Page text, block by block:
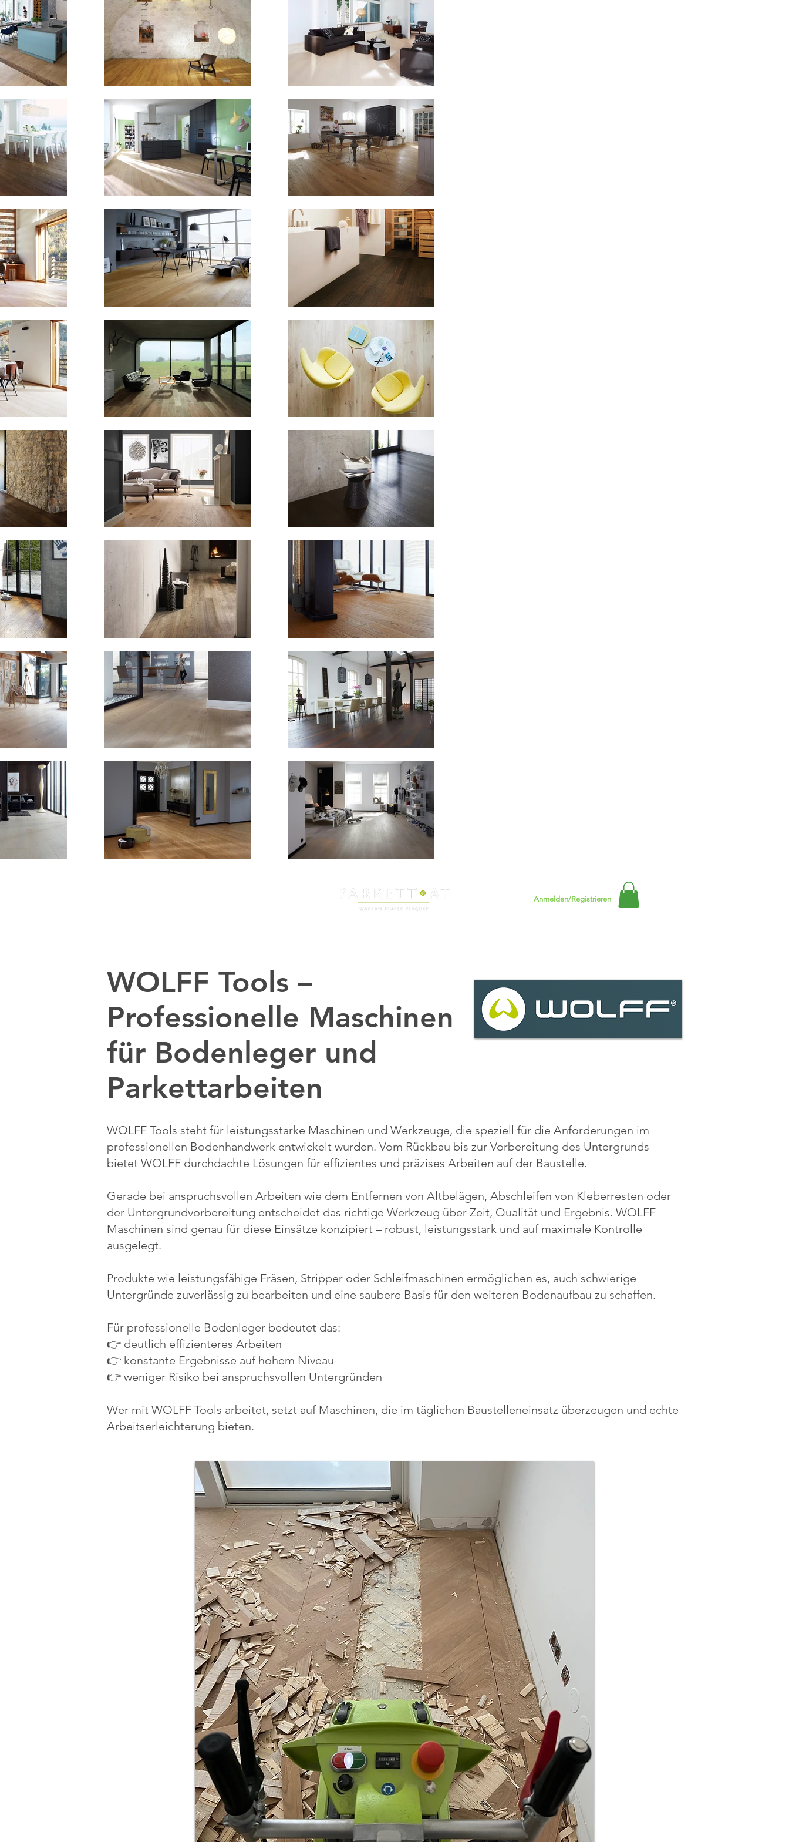
Anmelden/Registrieren
WOLFF Tools –
Professionelle Maschinen
für Bodenleger und
Parkettarbeiten
WOLFF Tools steht für leistungsstarke Maschinen und Werkzeuge, die speziell für die Anforderungen im
professionellen Bodenhandwerk entwickelt wurden. Vom Rückbau bis zur Vorbereitung des Untergrunds
bietet WOLFF durchdachte Lösungen für effizientes und präzises Arbeiten auf der Baustelle.
Gerade bei anspruchsvollen Arbeiten wie dem Entfernen von Altbelägen, Abschleifen von Kleberresten oder
der Untergrundvorbereitung entscheidet das richtige Werkzeug über Zeit, Qualität und Ergebnis. WOLFF
Maschinen sind genau für diese Einsätze konzipiert – robust, leistungsstark und auf maximale Kontrolle
ausgelegt.
Produkte wie leistungsfähige Fräsen, Stripper oder Schleifmaschinen ermöglichen es, auch schwierige
Untergründe zuverlässig zu bearbeiten und eine saubere Basis für den weiteren Bodenaufbau zu schaffen.
Für professionelle Bodenleger bedeutet das:
👉 deutlich effizienteres Arbeiten
👉 konstante Ergebnisse auf hohem Niveau
👉 weniger Risiko bei anspruchsvollen Untergründen
Wer mit WOLFF Tools arbeitet, setzt auf Maschinen, die im täglichen Baustelleneinsatz überzeugen und echte
Arbeitserleichterung bieten.